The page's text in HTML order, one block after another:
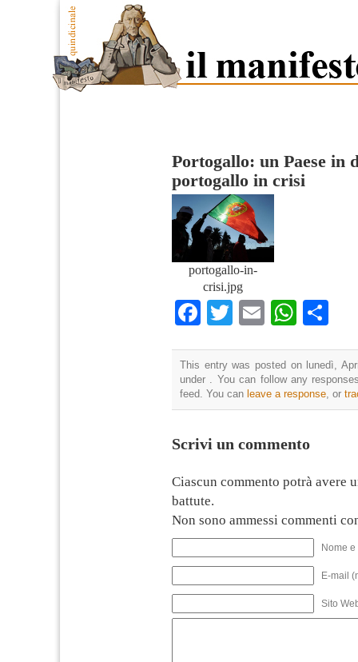
Portogallo: un Paese in
portogallo in crisi
portogallo-in-
crisi.jpg
Facebook
TwitterEmail
This entry was posted on lunedì,
under . You can follow any
feed. You can leave a response , or
Scrivi un commento
Ciascun commento potrà avere
battute.
Non sono ammessi commenti
Nome
E-mail
Sito